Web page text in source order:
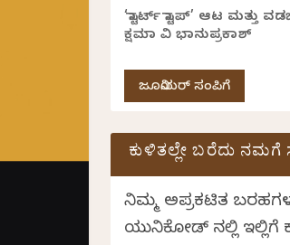
‘ಸ್ಟಾರ್ಟ್ ಸ್ಟಾಪ್’ ಆಟ ಮತ್ತು
ಕ್ಷಮಾ ವಿ ಭಾನುಪ್ರಕಾಶ್
ಜೂನಿಯರ್ ಸಂಪಿಗೆ
ಕುಳಿತಲ್ಲೇ ಬರೆದು ನಮಗೆ
ನಿಮ್ಮ ಅಪ್ರಕಟಿತ
ಯುನಿಕೋಡ್ ನಲ್ಲಿ ಇಲ್ಲಿಗೆ